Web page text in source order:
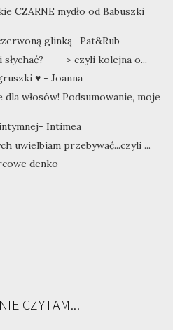
CZARNE mydło od Babuszki
glinką- Pat&Rub
słychać? ----> czyli kolejna o...
♥ - Joanna
włosów! Podsumowanie, moje
Intimea
uwielbiam przebywać...czyli ...
denko
CZYTAM...